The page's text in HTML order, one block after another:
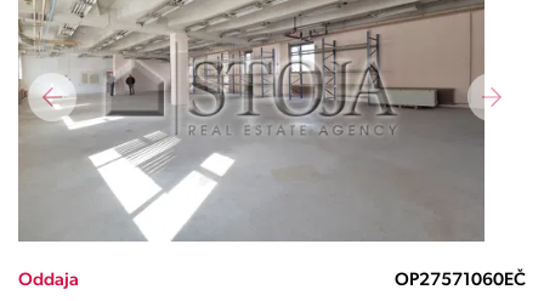
Oddaja OP27571060EČ